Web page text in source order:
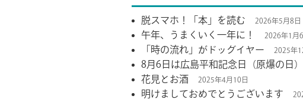
脱スマホ！「本」を読む 2026年5月8日
午年、うまくいく一年に！ 2026年1月
「時の流れ」がドッグイヤー 2025年
8月6日は広島平和記念日（原爆の日）
花見とお酒 2025年4月10日
明けましておめでとうございます